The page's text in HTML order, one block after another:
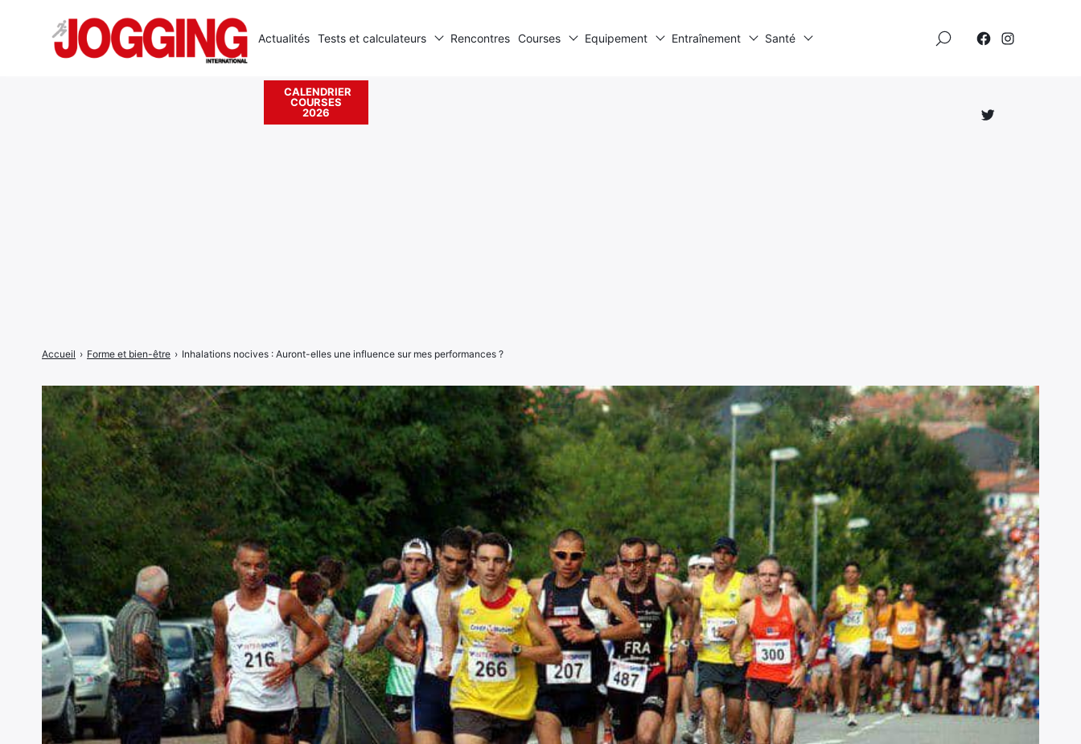
Accueil › Forme et bien-être › Inhalations nocives : Auront-elles une influence sur mes performances ?
Actualités Tests et calculateurs Rencontres Courses Equipement Entraînement Santé
CALENDRIER
COURSES
2026
Élément
Rechercher